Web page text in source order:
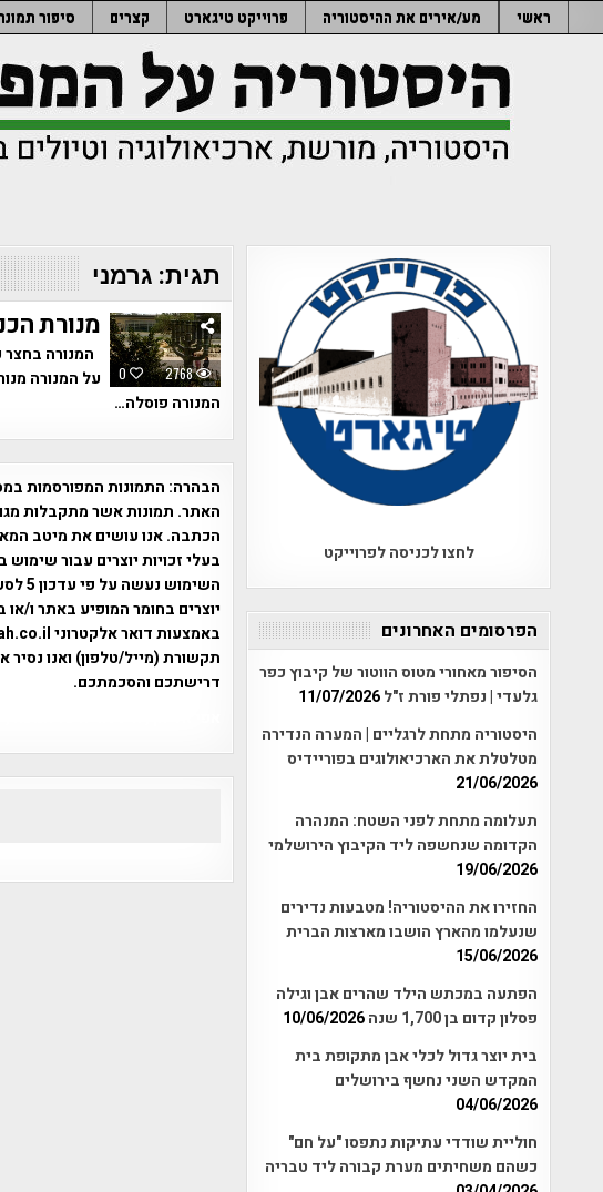
to
ראשי מע/אירים את ההיסטוריה פרוייקט טיגארט קצרים סיפור
תגית: גרמני
0 2768
מנורת
המנורה בחצר
על המנורה
המנורה פוסלה…
הבהרה: התמונות המפורסמות
האתר. תמונות אשר מתקבלות
הכתבה. אנו עושים את מיטב
בעלי זכויות יוצרים עבור
יוצרים בחומר המופיע באתר ו/
תקשורת (מייל/טלפון) ואנו נסיר
דרישתכם והסכמתכם.
לחצו לכניסה לפרוייקט
הפרסומים האחרונים
הסיפור מאחורי מטוס הווטור של קיבוץ כפר
גלעדי | נפתלי פורת ז"ל11/07/2026
היסטוריה מתחת לרגליים | המערה הנדירה
מטלטלת את הארכיאולוגים בפוריידיס
21/06/2026
תעלומה מתחת לפני השטח: המנהרה
הקדומה שנחשפה ליד הקיבוץ הירושלמי
19/06/2026
החזירו את ההיסטוריה! מטבעות נדירים
שנעלמו מהארץ הושבו מארצות הברית
15/06/2026
הפתעה במכתש הילד שהרים אבן וגילה
פסלון קדום בן 1,700 שנה
10/06/2026
בית יוצר גדול לכלי אבן מתקופת בית
המקדש השני נחשף בירושלים
04/06/2026
חוליית שודדי עתיקות נתפסו "על חם"
כשהם משחיתים מערת קבורה ליד טבריה